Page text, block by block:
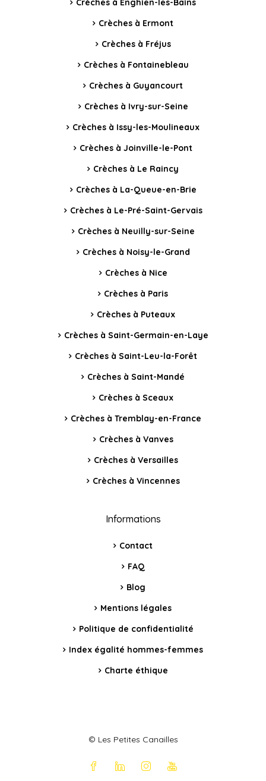
Crèches à Enghien-les-Bains
Crèches à Ermont
Crèches à Fréjus
Crèches à Fontainebleau
Crèches à Guyancourt
Crèches à Ivry-sur-Seine
Crèches à Issy-les-Moulineaux
Crèches à Joinville-le-Pont
Crèches à Le Raincy
Crèches à La-Queue-en-Brie
Crèches à Le-Pré-Saint-Gervais
Crèches à Neuilly-sur-Seine
Crèches à Noisy-le-Grand
Crèches à Nice
Crèches à Paris
Crèches à Puteaux
Crèches à Saint-Germain-en-Laye
Crèches à Saint-Leu-la-Forêt
Crèches à Saint-Mandé
Crèches à Sceaux
Crèches à Tremblay-en-France
Crèches à Vanves
Crèches à Versailles
Crèches à Vincennes
Informations
Contact
FAQ
Blog
Mentions légales
Politique de confidentialité
Index égalité hommes-femmes
Charte éthique
© Les Petites Canailles